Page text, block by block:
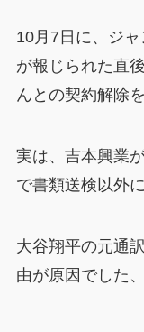
10月7日に、ジ
が報じられた直
んとの契約解除
実は、吉本興業
で書類送検以外
大谷翔平の元通
由が原因でした